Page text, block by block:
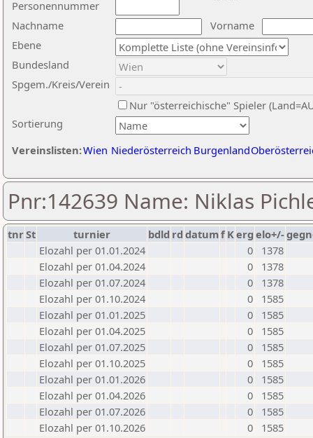
Nachname
Vorname
Ebene
Sortierung
Personennummer
Bundesland
Spgem./Kreis/Verein
Nur "österreichische" Spieler
Vereinslisten:Wien Niederösterreich Burgenland
Pnr:142639 Name: Niklas
tnrSt turnier bdld rd datumf Kerg elo+/-
Elozahl per 01.01.2024
0
1378
Elozahl per 01.04.2024
0
1378
Elozahl per 01.07.2024
0
1378
Elozahl per 01.10.2024
0
1585
Elozahl per 01.01.2025
0
1585
Elozahl per 01.04.2025
0
1585
Elozahl per 01.07.2025
0
1585
Elozahl per 01.10.2025
0
1585
Elozahl per 01.01.2026
0
1585
Elozahl per 01.04.2026
0
1585
Elozahl per 01.07.2026
0
1585
Elozahl per 01.10.2026
0 1585